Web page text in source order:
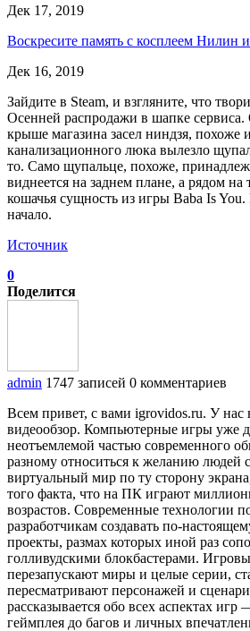
Дек 17, 2019
Воскресите память с косплеем Нилин
Дек 16, 2019
Зайдите в Steam, и взгляните, что
Осенней распродажи в шапке
крыше магазина засел ниндзя, похоже
канализационного люка вылезло
то. Само щупальце, похоже,
виднеется на заднем плане, а рядом на
кошачья сущность из игры Baba Is
начало.
Источник
0
Поделится
admin 1747 записей 0 комментариев
Всем привет, с вами igrovidos.ru. У
видеообзор. Компьютерные игры уже
неотъемлемой частью современного
разному относиться к желанию людей
виртуальный мир по ту сторону
того факта, что на ПК играют
возрастов. Современные технологии
разработчикам создавать по-
проекты, размах которых иной раз
голливудскими блокбастерами.
перезапускают миры и целые серии,
пересматривают персонажей и
рассказывается обо всех аспектах
геймплея до багов и личных